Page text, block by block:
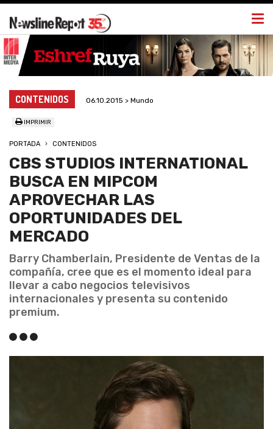
CONTENIDOS 06.10.2015 > Mundo
IMPRIMIR
PORTADA CONTENIDOS
CBS STUDIOS INTERNATIONAL
BUSCA EN MIPCOM
APROVECHAR LAS
OPORTUNIDADES DEL
MERCADO
Barry Chamberlain, Presidente de Ventas de la
compañía, cree que es el momento ideal para
llevar a cabo negocios televisivos
internacionales y presenta su contenido
premium.